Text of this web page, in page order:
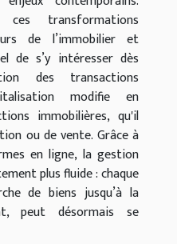
ces transformations
de l’immobilier et
de s’y intéresser dès
des transactions
modifie en
immobilières, qu'il
ou de vente. Grâce à
en ligne, la gestion
plus fluide : chaque
de biens jusqu’à la
peut désormais se